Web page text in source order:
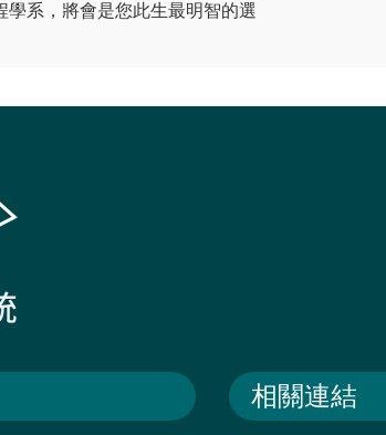
系，將會是您此生最明智的選
相關連結